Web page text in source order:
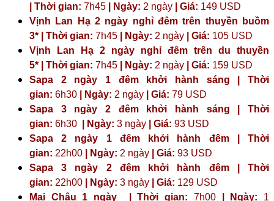
| Thời gian: 7h45 | Ngày: 2 ngày | Giá: 149 USD
Vịnh Lan Hạ 2 ngày nghỉ đêm trên thuyền buồm
3* | Thời gian: 7h45 | Ngày: 2 ngày | Giá: 105 USD
Vịnh Lan Hạ 2 ngày nghỉ đêm trên du thuyền
5* | Thời gian: 7h45 | Ngày: 2 ngày | Giá: 159 USD
Sapa 2 ngày 1 đêm khởi hành sáng | Thời
gian: 6h30 | Ngày: 2 ngày | Giá: 79 USD
Sapa 3 ngày 2 đêm khởi hành sáng | Thời
gian: 6h30 | Ngày: 3 ngày | Giá: 93 USD
Sapa 2 ngày 1 đêm khởi hành đêm | Thời
gian: 22h00 | Ngày: 2 ngày | Giá: 93 USD
Sapa 3 ngày 2 đêm khởi hành đêm | Thời
gian: 22h00 | Ngày: 3 ngày | Giá: 129 USD
Mai Châu 1 ngày | Thời gian: 7h00 | Ngày: 1